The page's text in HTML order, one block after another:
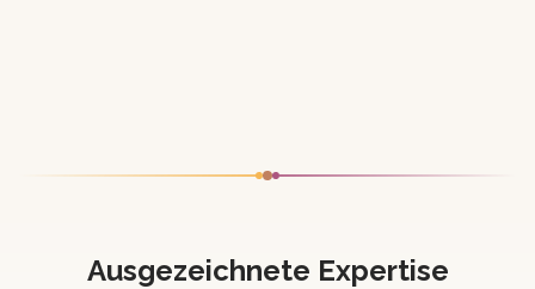
Ausgezeichnete Expertise